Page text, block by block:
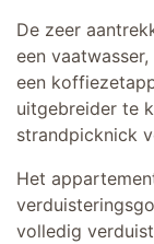
De zeer
een
een
uitgebreider te
strandpicknick
Het
volledig